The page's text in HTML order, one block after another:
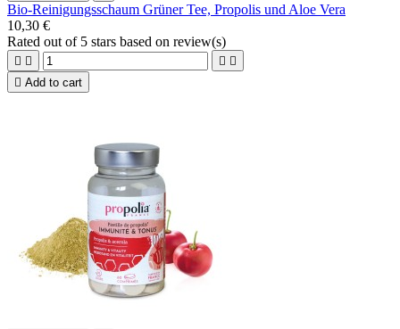
Bio-Reinigungsschaum Grüner Tee, Propolis und Aloe Vera
10,30 €
Rated out of 5 stars based on review(s)
   
 Add to cart